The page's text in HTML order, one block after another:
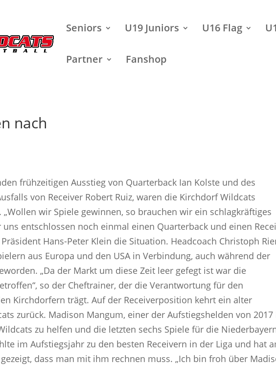
Seniors U19 Juniors U16 Flag
Partner Fanshop
nach
frühzeitigen Ausstieg von Quarterback Ian Kolste und des
von Receiver Robert Ruiz, waren die Kirchdorf Wildcats
„Wollen wir Spiele gewinnen, so brauchen wir ein schlagkräftiges
entschlossen noch einmal einen Quarterback und einen
Hans-Peter Klein die Situation. Headcoach Christoph
aus Europa und den USA in Verbindung, auch während der
„Da der Markt um diese Zeit leer gefegt ist war die
so der Cheftrainer, der die Verantwortung für den
Kirchdorfern trägt. Auf der Receiverposition kehrt ein alter
zurück. Madison Mangum, einer der Aufstiegshelden von 2017
zu helfen und die letzten sechs Spiele für die
im Aufstiegsjahr zu den besten Receivern in der Liga und hat
dass man mit ihm rechnen muss. „Ich bin froh über